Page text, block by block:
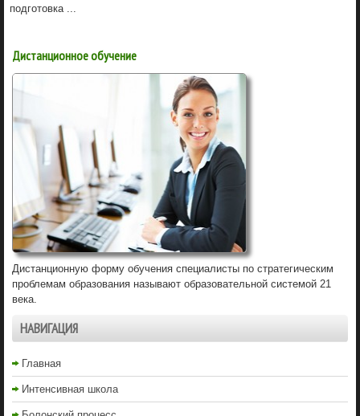
подготовка ...
Дистанционное обучение
Дистанционную форму обучения специалисты по стратегическим
проблемам образования называют образовательной системой 21
века.
НАВИГАЦИЯ
Главная
Интенсивная школа